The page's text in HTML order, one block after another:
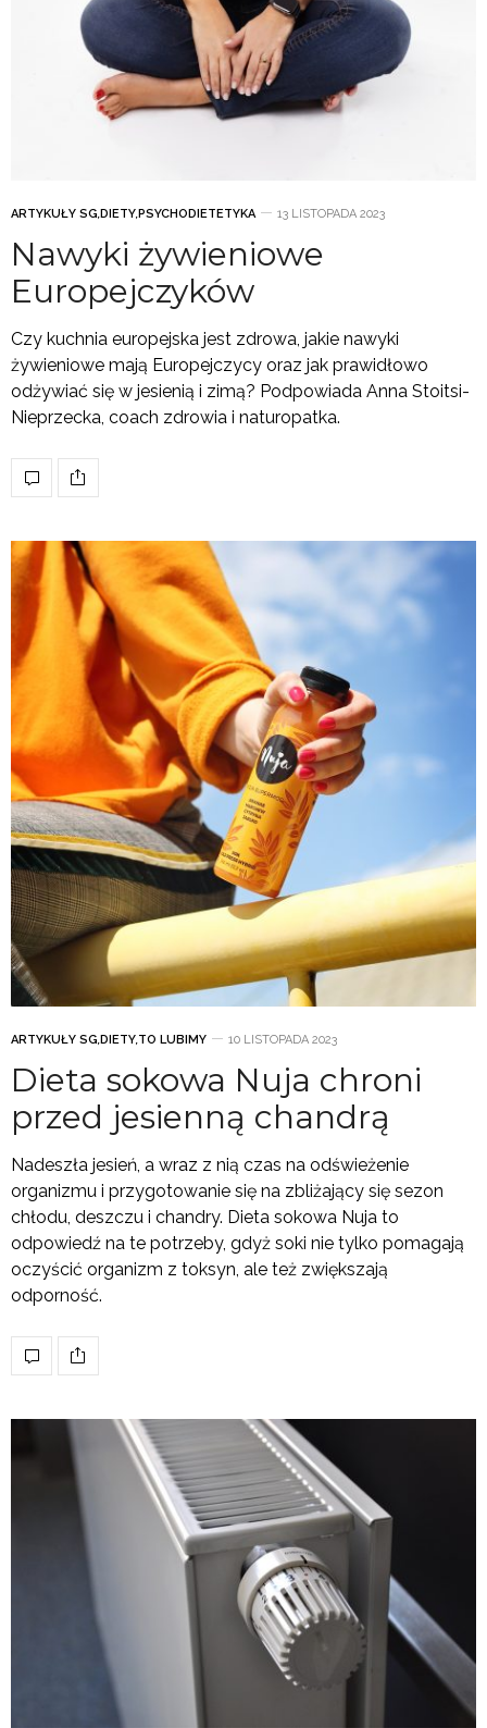
ARTYKUŁY SG,DIETY,PSYCHODIETETYKA 13 LISTOPADA 2023
Nawyki żywieniowe
Europejczyków
Czy kuchnia europejska jest zdrowa, jakie nawyki
żywieniowe mają Europejczycy oraz jak prawidłowo
odżywiać się w jesienią i zimą? Podpowiada Anna Stoitsi-
Nieprzecka, coach zdrowia i naturopatka.
ARTYKUŁY SG,DIETY,TO LUBIMY 10 LISTOPADA 2023
Dieta sokowa Nuja chroni
przed jesienną chandrą
Nadeszła jesień, a wraz z nią czas na odświeżenie
organizmu i przygotowanie się na zbliżający się sezon
chłodu, deszczu i chandry. Dieta sokowa Nuja to
odpowiedź na te potrzeby, gdyż soki nie tylko pomagają
oczyścić organizm z toksyn, ale też zwiększają
odporność.